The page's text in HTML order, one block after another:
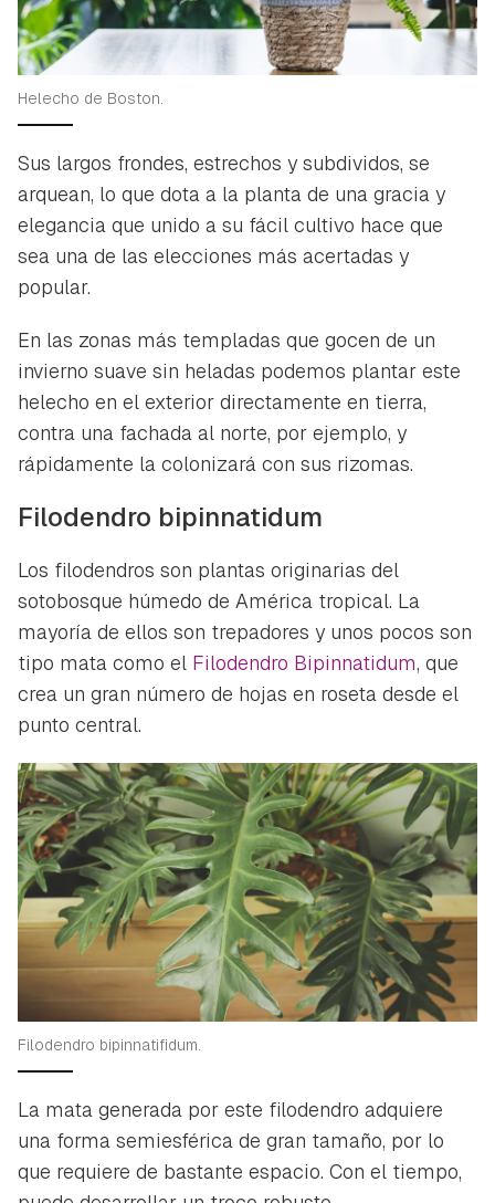
Helecho de Boston.
Sus largos frondes, estrechos y subdividos, se
arquean, lo que dota a la planta de una gracia y
elegancia que unido a su fácil cultivo hace que
sea una de las elecciones más acertadas y
popular.
En las zonas más templadas que gocen de un
invierno suave sin heladas podemos plantar este
helecho en el exterior directamente en tierra,
contra una fachada al norte, por ejemplo, y
rápidamente la colonizará con sus rizomas.
Filodendro bipinnatidum
Los filodendros son plantas originarias del
sotobosque húmedo de América tropical. La
mayoría de ellos son trepadores y unos pocos son
tipo mata como el Filodendro Bipinnatidum, que
crea un gran número de hojas en roseta desde el
punto central.
Filodendro bipinnatifidum.
La mata generada por este filodendro adquiere
una forma semiesférica de gran tamaño, por lo
que requiere de bastante espacio. Con el tiempo,